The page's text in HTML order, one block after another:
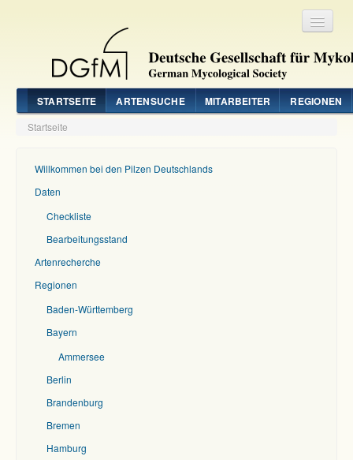
STARTSEITE ARTENSUCHE MITARBEITER REGIONEN
Startseite
Willkommen bei den Pilzen Deutschlands
Daten
Checkliste
Bearbeitungsstand
Artenrecherche
Regionen
Baden-Württemberg
Bayern
Ammersee
Berlin
Brandenburg
Bremen
Hamburg